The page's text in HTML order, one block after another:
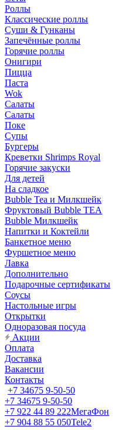
Роллы
Классические роллы
Суши & Гунканы
Запечённые роллы
Горячие роллы
Онигири
Пицца
Паста
Wok
Салаты
Салаты
Поке
Супы
Бургеры
Креветки Shrimps Royal
Горячие закуски
Для детей
На сладкое
Bubble Tea и Милкшейк
Фруктовый Bubble TEA
Bubble Милкшейк
Напитки и Коктейли
Банкетное меню
Фуршетное меню
Лавка
Дополнительно
Подарочные сертификаты
Соусы
Настольные игры
Открытки
Одноразовая посуда
Акции
Оплата
Доставка
Вакансии
Контакты
+7 34675 9-50-50
+7 34675 9-50-50
+7 922 44 89 222МегаФон
+7 904 88 55 050Tele2